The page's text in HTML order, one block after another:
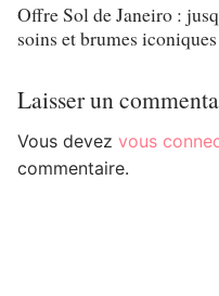
Offre Sol de Janeiro :
soins et brumes
Laisser un
Vous devez vous
commentaire.